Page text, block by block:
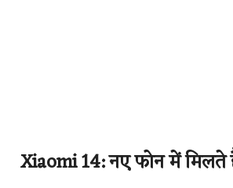
Xiaomi 14: नए फोन में मिलते